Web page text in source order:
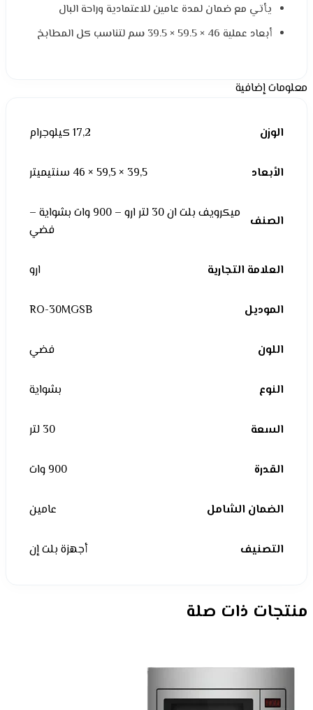
يأتي مع ضمان لمدة عامين للاعتمادية وراحة البال
أبعاد عملية 46 × 59.5 × 39.5 سم لتناسب كل المطابخ
معلومات إضافية
الوزن 17,2 كيلوجرام
الأبعاد 39,5 × 59,5 × 46 سنتيميتر
الصنف
ميكرويف بلت ان 30 لتر ارو – 900 وات بشواية –
فضي
العلامة التجارية ارو
الموديل RO-30MGSB
اللون فضي
النوع بشواية
السعة 30 لتر
القدرة 900 وات
الضمان الشامل عامين
التصنيف أجهزة بلت إن
منتجات ذات صلة